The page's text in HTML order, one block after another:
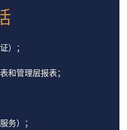
）；
和管理层报表；
务）；